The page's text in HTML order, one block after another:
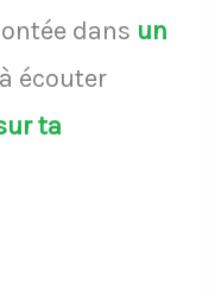
dans un
écouter
ta